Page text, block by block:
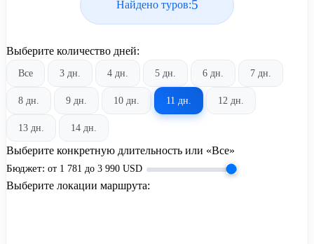
Найдено туров:5
Выберите количество дней:
Все 3 дн. 4 дн. 5 дн. 6 дн. 7 дн.
8 дн. 9 дн. 10 дн. 11 дн. 12 дн.
13 дн. 14 дн.
Выберите конкретную длительность или «Все»
Бюджет: от 1 781 до 3 990 USD
Выберите локации маршрута: